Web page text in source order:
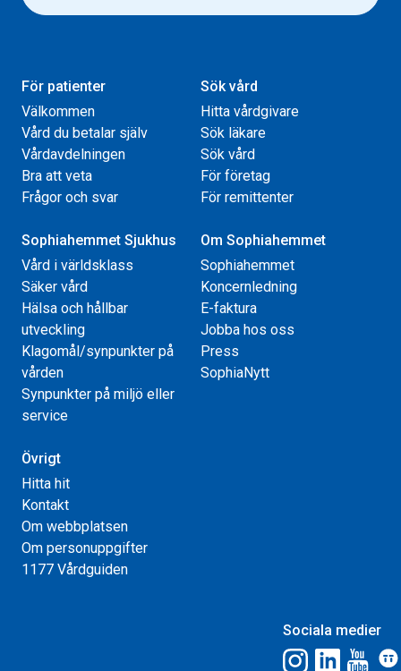
För patienter
Välkommen
Vård du betalar själv
Vårdavdelningen
Bra att veta
Frågor och svar
Sök vård
Hitta vårdgivare
Sök läkare
Sök vård
För företag
För remittenter
Sophiahemmet Sjukhus
Vård i världsklass
Säker vård
Hälsa och hållbar
utveckling
Klagomål/synpunkter på
vården
Synpunkter på miljö eller
service
Om Sophiahemmet
Sophiahemmet
Koncernledning
E-faktura
Jobba hos oss
Press
SophiaNytt
Övrigt
Hitta hit
Kontakt
Om webbplatsen
Om personuppgifter
1177 Vårdguiden
Sociala medier